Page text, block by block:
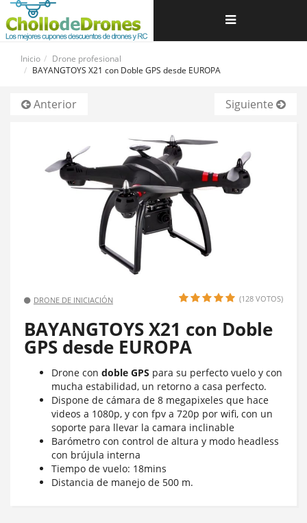
Navegación
Inicio
Drone profesional
BAYANGTOYS X21 con Doble GPS desde EUROPA
Anterior Siguiente
DRONE DE INICIACIÓN (128 VOTOS)
BAYANGTOYS X21 con Doble
GPS desde EUROPA
Drone con doble GPS para su perfecto vuelo y con
mucha estabilidad, un retorno a casa perfecto.
Dispone de cámara de 8 megapixeles que hace
videos a 1080p, y con fpv a 720p por wifi, con un
soporte para llevar la camara inclinable
Barómetro con control de altura y modo headless
con brújula interna
Tiempo de vuelo: 18mins
Distancia de manejo de 500 m.